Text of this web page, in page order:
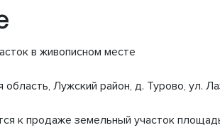
в живописном месте
Лужский район, д. Турово, ул.
к продаже земельный участок